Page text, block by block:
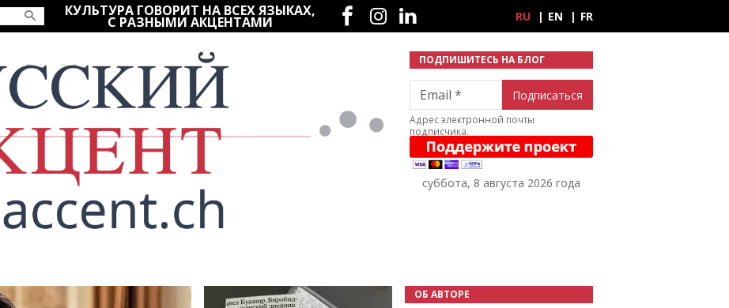
КУЛЬТУРА ГОВОРИТ НА ВСЕХ ЯЗЫКАХ,
С РАЗНЫМИ АКЦЕНТАМИ
Социальные сети
RU EN FR
ПОДПИШИТЕСЬ НА БЛОГ
Email
Адрес электронной почты
подписчика.
суббота, 8 августа 2026 года
ОБ АВТОРЕ